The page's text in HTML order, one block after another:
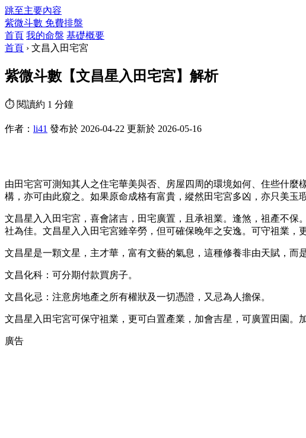
跳至主要內容
紫微斗數 免費排盤
首頁 我的命盤 基礎概要
首頁 › 文昌入田宅宮
紫微斗數【文昌星入田宅宮】解析
⏱ 閱讀約 1 分鐘
作者： li41 發布於 2026-04-22 更新於 2026-05-16
由田宅宮可測知其人之住宅華美與否、房屋四周的環境如何、住些什
構，亦可由此窺之。如果原命成格有富貴，縱然田宅宮多凶，亦只美
文昌星入入田宅宮，喜會諸吉，田宅廣置，且承祖業。逢煞，祖產不
社為佳。文昌星入入田宅宮雖辛勞，但可確保晚年之安逸。可守祖業，
文昌星是一顆文星，主才華，富有文藝的氣息，這種修養非由天賦，
文昌化科：可分期付款買房子。
文昌化忌：注意房地產之所有權狀及一切憑證，又忌為人擔保。
文昌星入田宅宮可保守祖業，更可白置產業，加會吉星，可廣置田園
廣告